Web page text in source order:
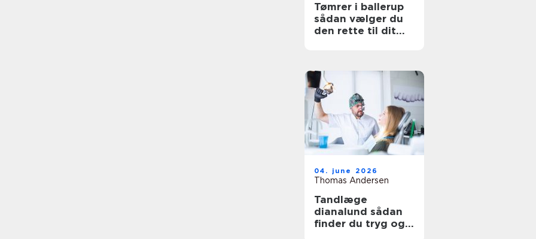
Tømrer i ballerup
sådan vælger du
den rette til dit
04. june 2026
Thomas Andersen
Tandlæge
dianalund sådan
finder du tryg og